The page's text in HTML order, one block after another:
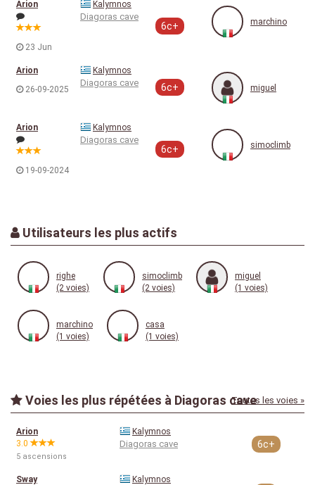
Arion
23 Jun
Kalymnos
Diagoras cave
6c+ marchino
Arion
26-09-2025
Kalymnos
Diagoras cave 6c+ miguel
Arion
19-09-2024
Kalymnos
Diagoras cave
6c+ simoclimb
Utilisateurs les plus actifs
righe
(2 voies)
simoclimb
(2 voies)
miguel
(1 voies)
marchino
(1 voies)
casa
(1 voies)
Voies les plus répétées à Diagoras caveToutes les voies »
Arion
3.0
5 ascensions
Kalymnos
Diagoras cave 6c+
Sway
Kalymnos